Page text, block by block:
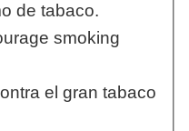
de tabaco.
smoking
el gran tabaco